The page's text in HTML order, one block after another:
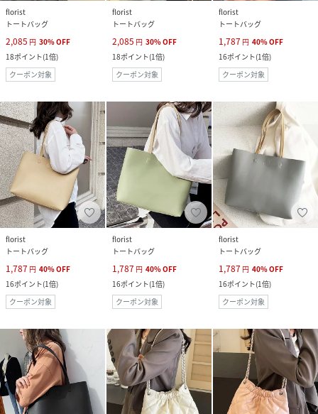
florist
トートバッグ
2,085 円 30%OFF
18ポイント(1倍)
クーポン対象
florist
トートバッグ
2,085 円 30%OFF
18ポイント(1倍)
クーポン対象
florist
トートバッグ
1,787 円 40%OFF
16ポイント(1倍)
クーポン対象
florist
トートバッグ
1,787 円 40%OFF
16ポイント(1倍)
クーポン対象
florist
トートバッグ
1,787 円 40%OFF
16ポイント(1倍)
クーポン対象
florist
トートバッグ
1,787 円 40%OFF
16ポイント(1倍)
クーポン対象